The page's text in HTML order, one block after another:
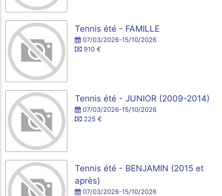
Tennis été - FAMILLE
07/03/2026-15/10/2026
910 €
Tennis été - JUNIOR (2009-2014)
07/03/2026-15/10/2026
225 €
Tennis été - BENJAMIN (2015 et
après)
07/03/2026-15/10/2026